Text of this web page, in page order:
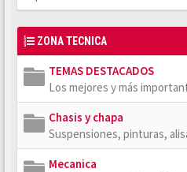
ZONA TECNICA
TEMAS DESTACADOS
Los mejores y más
Chasis y chapa
Suspensiones, pinturas,
Mecanica